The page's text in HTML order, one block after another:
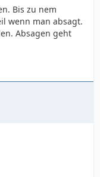
Bis zu nem
wenn man absagt.
Absagen geht